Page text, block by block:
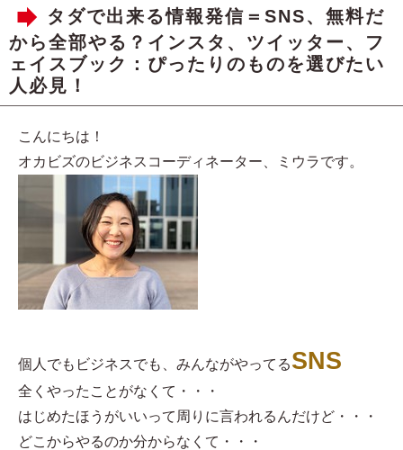
タダで出来る情報発信＝SNS、無料だ
から全部やる？インスタ、ツイッター、フ
ェイスブック：ぴったりのものを選びたい
人必見！
こんにちは！
オカビズのビジネスコーディネーター、ミウラです。
個人でもビジネスでも、みんながやってるSNS
全くやったことがなくて・・・
はじめたほうがいいって周りに言われるんだけど・・・
どこからやるのか分からなくて・・・